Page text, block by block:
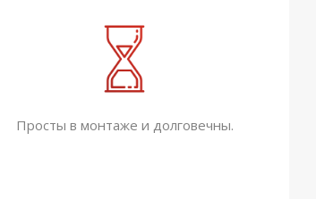
Просты в монтаже и долговечны.